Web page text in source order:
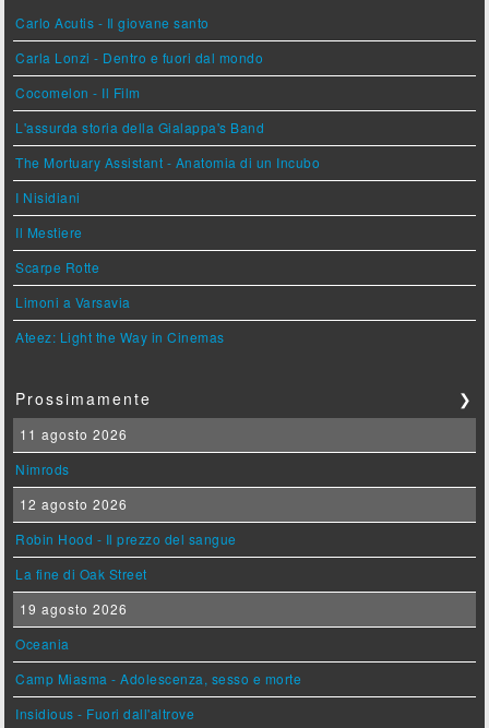
Carlo Acutis - Il giovane santo
Carla Lonzi - Dentro e fuori dal mondo
Cocomelon - Il Film
L'assurda storia della Gialappa's Band
The Mortuary Assistant - Anatomia di un Incubo
I Nisidiani
Il Mestiere
Scarpe Rotte
Limoni a Varsavia
Ateez: Light the Way in Cinemas
Prossimamente ❯
11 agosto 2026
Nimrods
12 agosto 2026
Robin Hood - Il prezzo del sangue
La fine di Oak Street
19 agosto 2026
Oceania
Camp Miasma - Adolescenza, sesso e morte
Insidious - Fuori dall'altrove